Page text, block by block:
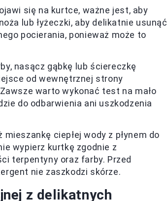
się na kurtce, ważne jest, aby
lub łyżeczki, aby delikatnie usunąć
pocierania, ponieważ może to
nasącz gąbkę lub ściereczkę
od wewnętrznej strony
warto wykonać test na mało
do odbarwienia ani uszkodzenia
ciepłej wody z płynem do
wypierz kurtkę zgodnie z
terpentyny oraz farby. Przed
nie zaszkodzi skórze.
z delikatnych